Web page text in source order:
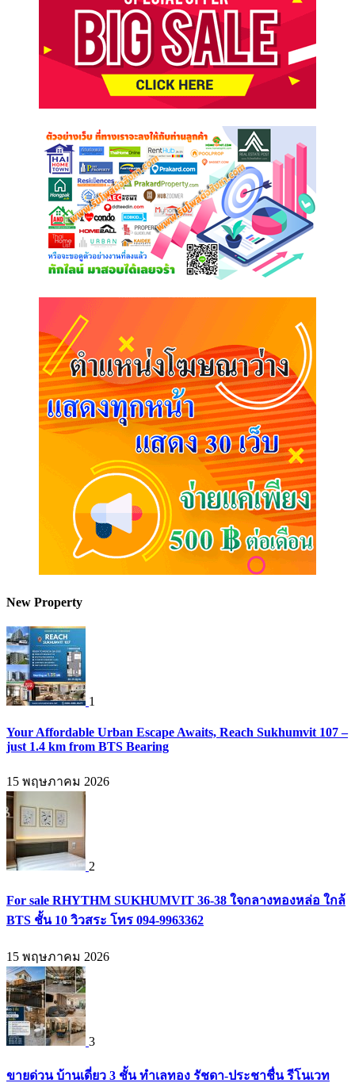
New Property
1
Your Affordable Urban Escape Awaits, Reach Sukhumvit 107 –
just 1.4 km from BTS Bearing
15 พฤษภาคม 2026
2
For sale RHYTHM SUKHUMVIT 36-38 ใจกลางทองหล่อ ใกล้
BTS ชั้น 10 วิวสระ โทร 094-9963362
15 พฤษภาคม 2026
3
ขายด่วน บ้านเดี่ยว 3 ชั้น ทำเลทอง รัชดา-ประชาชื่น รีโนเวท